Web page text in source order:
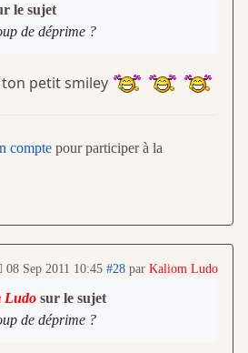
le sujet
de déprime ?
petit smiley
compte pour participer à la
08 Sep 2011 10:45 #28 par Kaliom Ludo
Ludo sur le sujet
de déprime ?